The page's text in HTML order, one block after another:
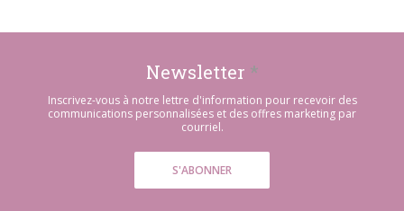
Newsletter *
Inscrivez-vous à notre lettre d'information pour recevoir des
communications personnalisées et des offres marketing par
courriel.
S'ABONNER